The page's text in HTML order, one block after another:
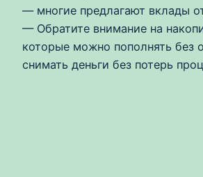
— многие предлагают вклады
— Обратите внимание на
которые можно пополнять без
снимать деньги без потерь